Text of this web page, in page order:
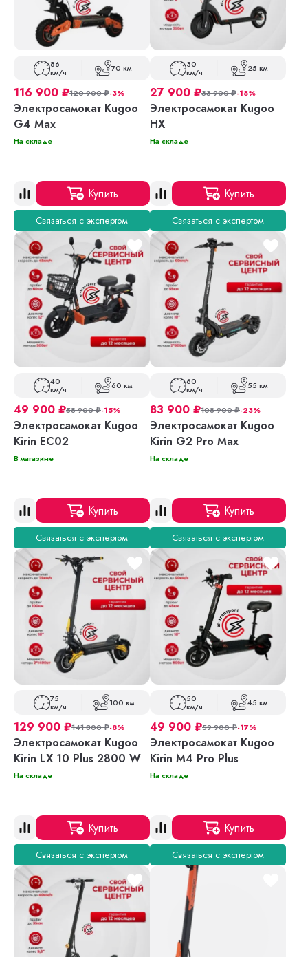
86
км/ч 70 км
116 900 ₽120 900₽-3%
Электросамокат Kugoo
G4 Max
На складе
Купить
Связаться с экспертом
30
км/ч 25 км
27 900 ₽33 900₽-18%
Электросамокат Kugoo
HX
На складе
Купить
Связаться с экспертом
40
км/ч 60 км
49 900 ₽58 900₽-15%
Электросамокат Kugoo
Kirin EC02
В магазине
Купить
Связаться с экспертом
60
км/ч 55 км
83 900 ₽108 900₽-23%
Электросамокат Kugoo
Kirin G2 Pro Max
На складе
Купить
Связаться с экспертом
75
км/ч 100 км
129 900 ₽141 800₽-8%
Электросамокат Kugoo
Kirin LX 10 Plus 2800 W
На складе
Купить
Связаться с экспертом
50
км/ч 45 км
49 900 ₽59 900₽-17%
Электросамокат Kugoo
Kirin M4 Pro Plus
На складе
Купить
Связаться с экспертом